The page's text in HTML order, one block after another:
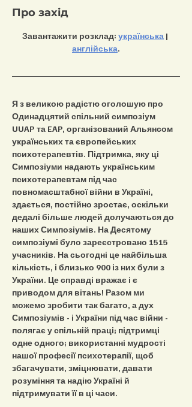
Про захід
Завантажити розклад: українська |
англійська.
Я з великою радістю оголошую про
Одинадцятий спільний симпозіум
UUAP та EAP, організований Альянсом
українських та європейських
психотерапевтів. Підтримка, яку ці
Симпозіуми надають українським
психотерапевтам під час
повномасштабної війни в Україні,
здається, постійно зростає, оскільки
дедалі більше людей долучаються до
наших Симпозіумів. На Десятому
симпозіумі було зареєстровано 1515
учасників. На сьогодні це найбільша
кількість, і близько 900 із них були з
України. Це справді вражає і є
приводом для вітань! Разом ми
можемо зробити так багато, а дух
Симпозіумів - і України під час війни -
полягає у спільній праці; підтримці
одне одного; використанні мудрості
нашої професії психотерапії, щоб
збагачувати, зміцнювати, давати
розуміння та надію Україні й
підтримувати її в ці часи.